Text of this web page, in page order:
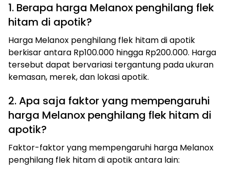
1. Berapa harga Melanox penghilang flek
hitam di apotik?
Harga Melanox penghilang flek hitam di apotik
berkisar antara Rp100.000 hingga Rp200.000. Harga
tersebut dapat bervariasi tergantung pada ukuran
kemasan, merek, dan lokasi apotik.
2. Apa saja faktor yang mempengaruhi
harga Melanox penghilang flek hitam di
apotik?
Faktor-faktor yang mempengaruhi harga Melanox
penghilang flek hitam di apotik antara lain: